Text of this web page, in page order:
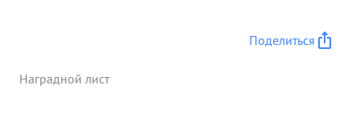
Поделиться
Наградной лист